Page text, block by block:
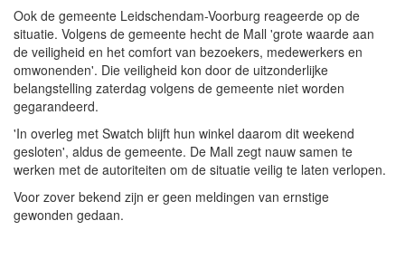
Ook de gemeente Leidschendam-Voorburg reageerde op de
situatie. Volgens de gemeente hecht de Mall 'grote waarde aan
de veiligheid en het comfort van bezoekers, medewerkers en
omwonenden'. Die veiligheid kon door de uitzonderlijke
belangstelling zaterdag volgens de gemeente niet worden
gegarandeerd.
'In overleg met Swatch blijft hun winkel daarom dit weekend
gesloten', aldus de gemeente. De Mall zegt nauw samen te
werken met de autoriteiten om de situatie veilig te laten verlopen.
Voor zover bekend zijn er geen meldingen van ernstige
gewonden gedaan.